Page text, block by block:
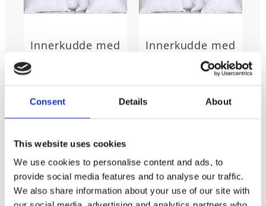
Consent Details About
This website uses cookies
We use cookies to personalise content and ads, to
provide social media features and to analyse our traffic.
We also share information about your use of our site with
Innerkudde med
Material: 50%
Fjäder, 50%
85
Lägg till i favoriter
INFO
Innerkudde med
polyesterfyllning
i flera olika
Innerkuddar med
polyesterfyllning i
Lägg
INFO